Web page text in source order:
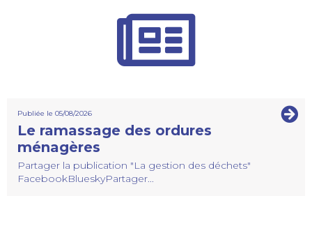
Publiée le 05/08/2026
Le ramassage des ordures
ménagères
Partager la publication "La gestion des déchets"
FacebookBlueskyPartager...